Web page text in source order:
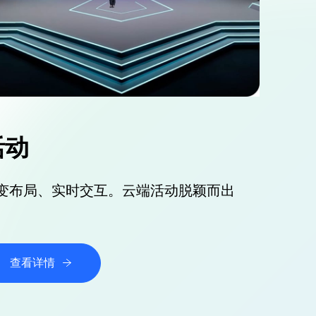
布局、实时交互。云端活动脱颖而出
查看详情